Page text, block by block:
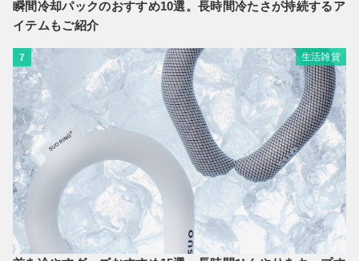
瞬間冷却パックのおすすめ10選。長時間冷たさが持続するア
イテムもご紹介
7 生活雑貨